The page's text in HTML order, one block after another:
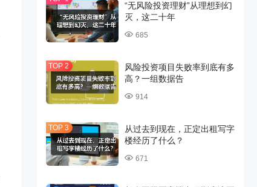
“无风险投资理财”从理想到幻
灭，这二十年
685
风险投资项目失败率到底有多
高？一组数据告
914
从过去到现在，正定出租写字
楼经历了什么？
671